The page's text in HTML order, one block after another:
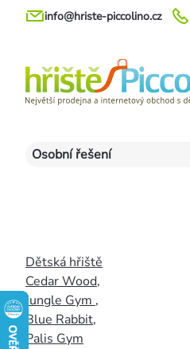
Přejít
info@hriste-piccolino.cz
Osobní řešení
Dětská hřiště
Cedar Wood,
Jungle Gym ,
Blue Rabbit,
Palis Gym